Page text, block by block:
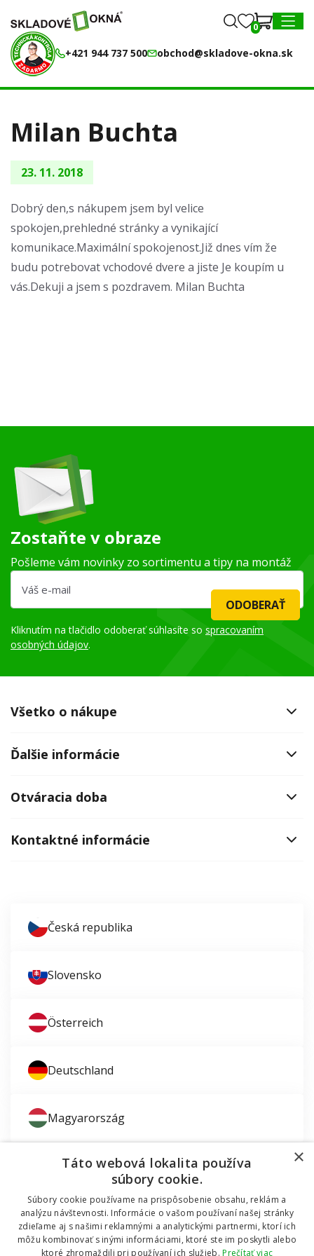
0
+421 944 737 500 obchod@skladove-okna.sk
0
Milan Buchta
23. 11. 2018
Dobrý den,s nákupem jsem byl velice
spokojen,prehledné stránky a vynikající
komunikace.Maximální spokojenost.Již dnes vím že
budu potrebovat vchodové dvere a jiste Je koupím u
vás.Dekuji a jsem s pozdravem. Milan Buchta
Zostaňte v obraze
Pošleme vám novinky zo sortimentu a tipy na montáž
ODOBERAŤ
Kliknutím na tlačidlo odoberať súhlasíte so spracovaním
osobných údajov.
Všetko o nákupe
Ďalšie informácie
Otváracia doba
Kontaktné informácie
Česká republika
Slovensko
Österreich
Deutschland
Magyarország
© 2011 - 2026 TT HOLDING, a.s. Už 12 rokov vám
pomáhame šetriť peniaze za okná a dvere.Všetky
Zaujíma vás montáž okien?
Dodávali sme okná do mobilnej chatky
×
Táto webová lokalita používa
súbory cookie.
Súbory cookie používame na prispôsobenie obsahu, reklám a
analýzu návštevnosti. Informácie o vašom používaní našej stránky
zdieľame aj s našimi reklamnými a analytickými partnermi, ktorí ich
môžu kombinovať s inými informáciami, ktoré ste im poskytli alebo
ktoré zhromaždili pri používaní ich služieb.Prečítať viac